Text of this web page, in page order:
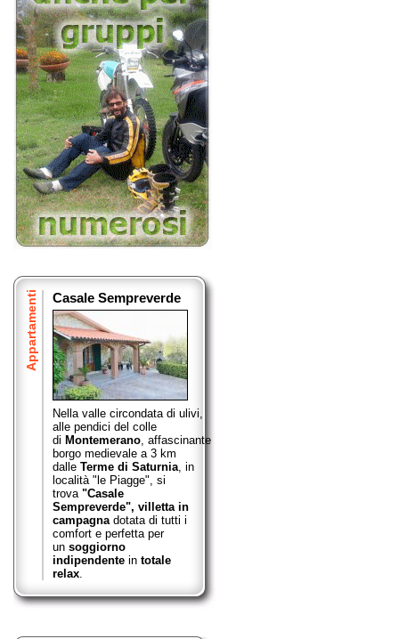
Appartamenti Casale Sempreverde
Nella valle circondata di ulivi,
alle pendici del colle
di Montemerano, affascinante
borgo medievale a 3 km
dalle Terme di Saturnia, in
località "le Piagge", si
trova "Casale
Sempreverde", villetta in
campagna dotata di tutti i
comfort e perfetta per
un soggiorno
indipendente in totale
relax.